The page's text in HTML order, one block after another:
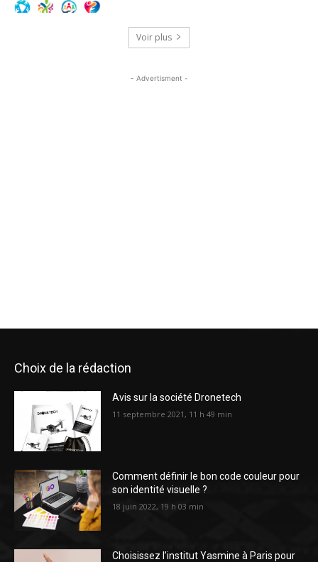
Voir plus
- Advertisment -
Choix de la rédaction
Avis sur la société Dronetech
11 septembre 2021, 11 h 49 min
Comment définir le bon code couleur pour
son identité visuelle ?
18 juin 2022, 19 h 03 min
Choisissez l’institut Yasmine à Paris pour